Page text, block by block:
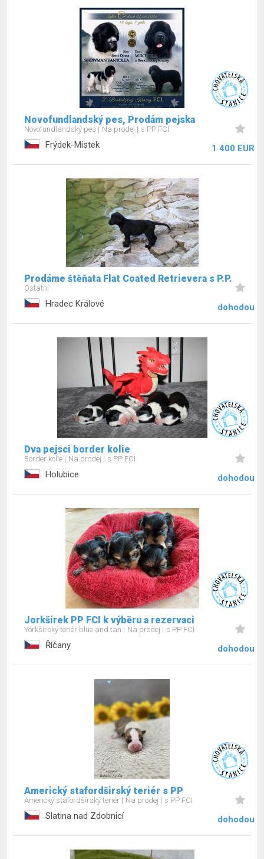
Novofundlandský pes, Prodám pejska
Novofundlandský pes Na prodej s PP FCI
Frýdek-Místek 1 400 EUR
Prodáme štěňata Flat Coated Retrievera s P.P.
Ostatní
Hradec Králové dohodou
Dva pejsci border kolie
Border kolie Na prodej s PP FCI
Holubice dohodou
Jorkšírek PP FCI k výběru a rezervaci
Yorkšírský teriér blue and tan Na prodej s PP FCI
Říčany dohodou
Americký stafordširský teriér s PP
Americký stafordšírský teriér Na prodej s PP FCI
Slatina nad Zdobnicí dohodou